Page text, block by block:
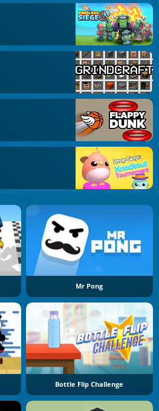
Mr Pong
Bottle Flip Challenge